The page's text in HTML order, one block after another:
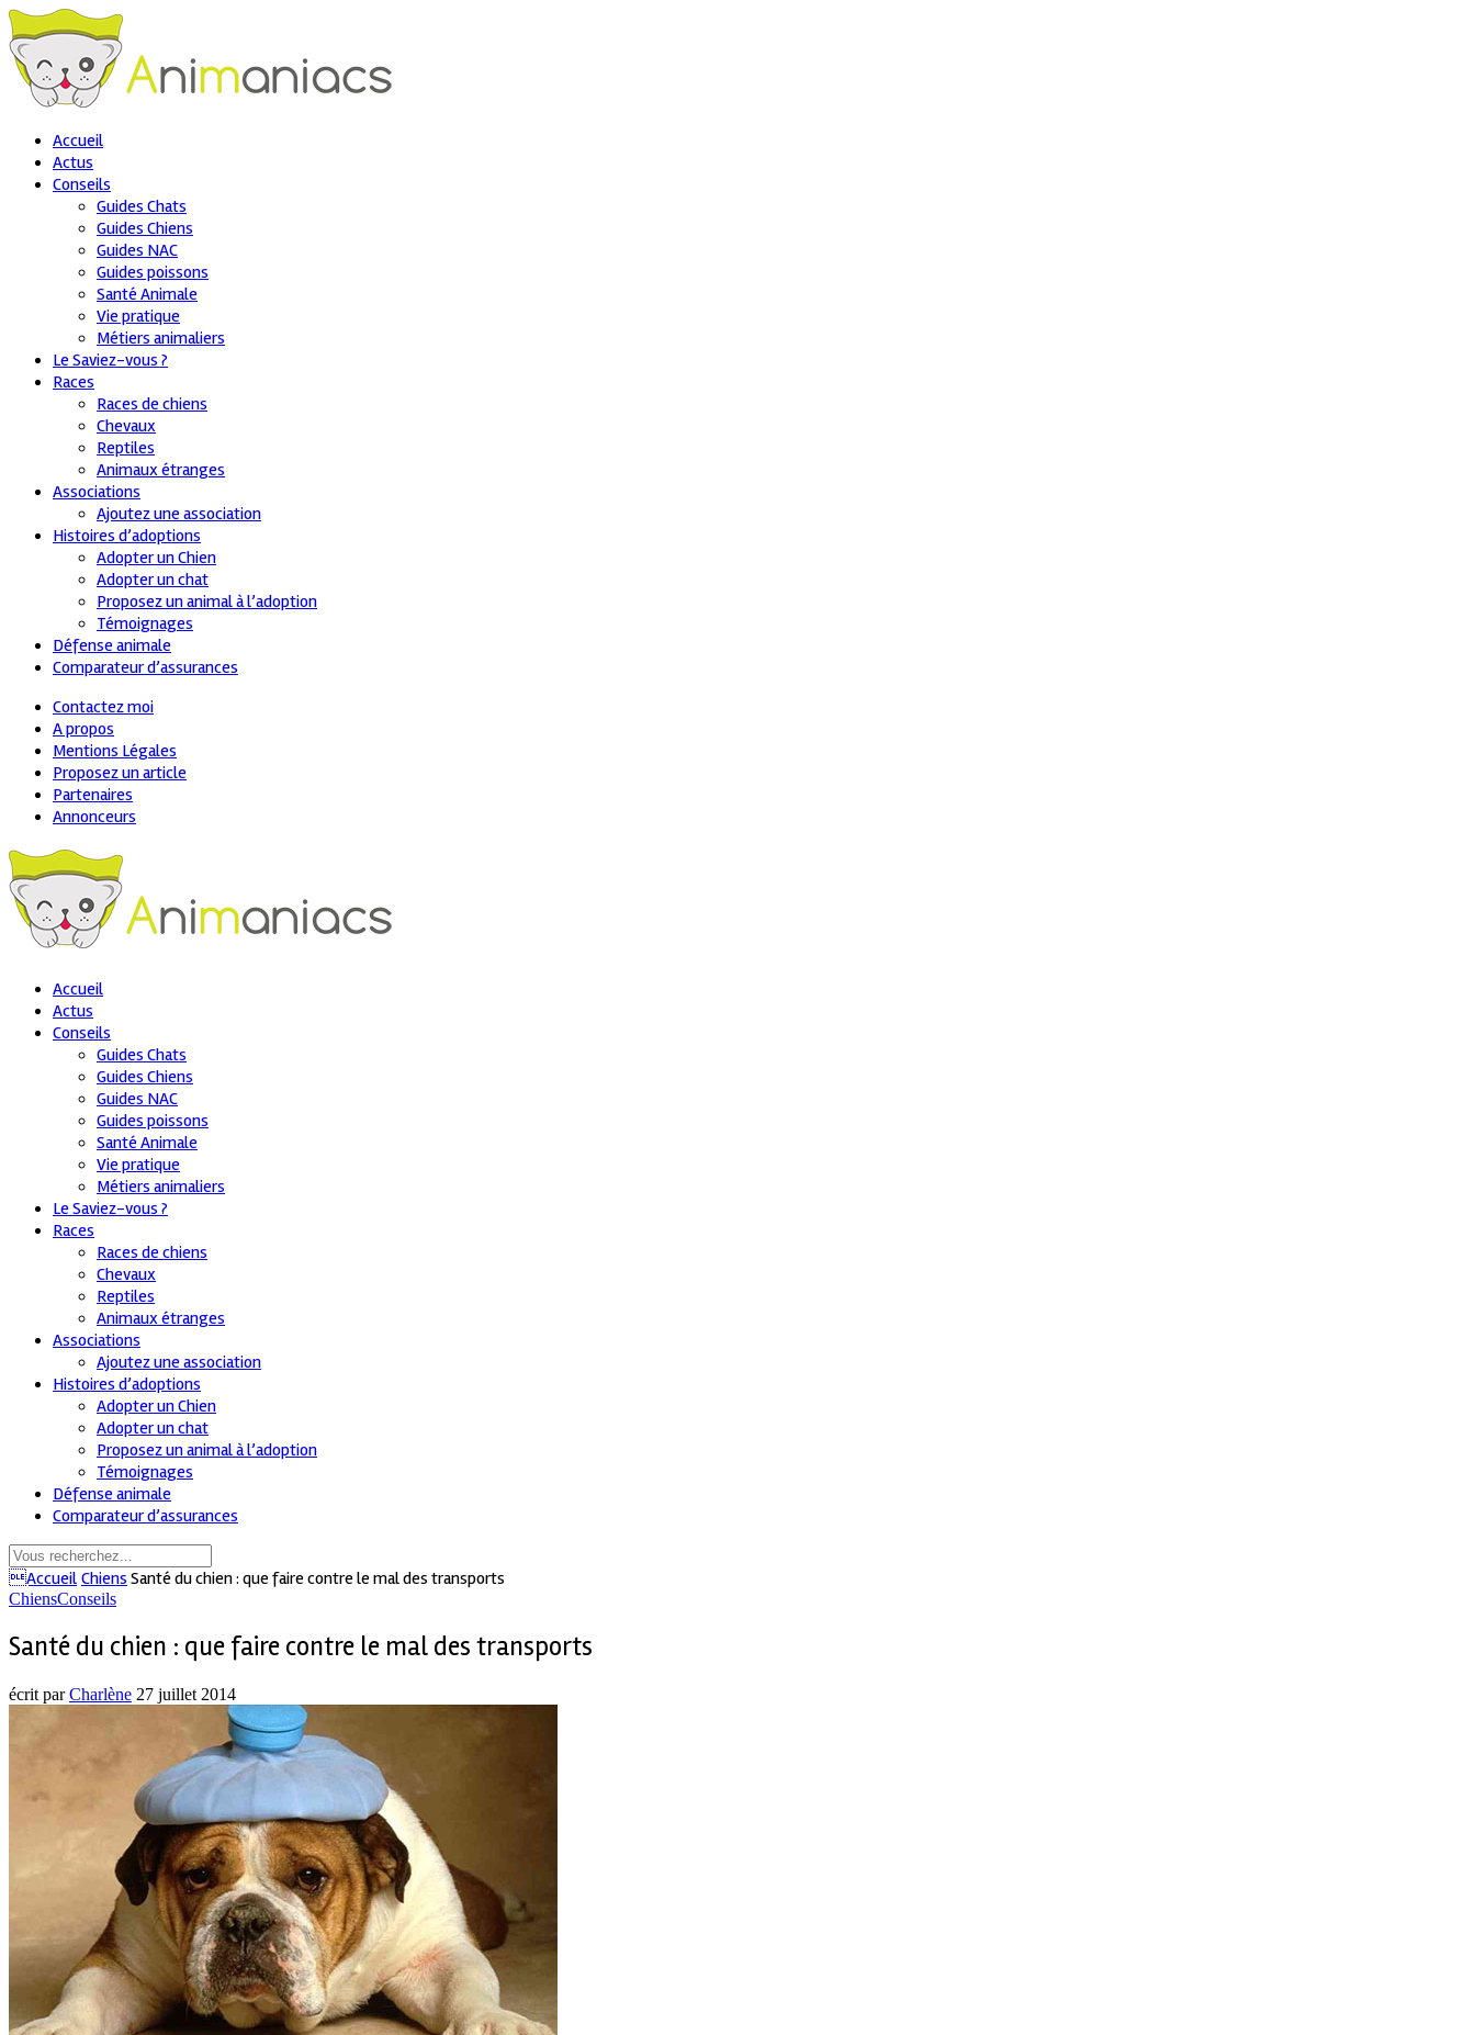
Accueil
Actus
Conseils
Guides Chats
Guides Chiens
Guides NAC
Guides poissons
Santé Animale
Vie pratique
Métiers animaliers
Le Saviez-vous ?
Races
Races de chiens
Chevaux
Reptiles
Animaux étranges
Associations
Ajoutez une association
Histoires d’adoptions
Adopter un Chien
Adopter un chat
Proposez un animal à l’adoption
Témoignages
Défense animale
Comparateur d’assurances
Contactez moi
A propos
Mentions Légales
Proposez un article
Partenaires
Annonceurs
Accueil
Actus
Conseils
Guides Chats
Guides Chiens
Guides NAC
Guides poissons
Santé Animale
Vie pratique
Métiers animaliers
Le Saviez-vous ?
Races
Races de chiens
Chevaux
Reptiles
Animaux étranges
Associations
Ajoutez une association
Histoires d’adoptions
Adopter un Chien
Adopter un chat
Proposez un animal à l’adoption
Témoignages
Défense animale
Comparateur d’assurances
Accueil Chiens Santé du chien : que faire contre le mal des transports
ChiensConseils
Santé du chien : que faire contre le mal des transports
écrit parCharlène 27 juillet 2014